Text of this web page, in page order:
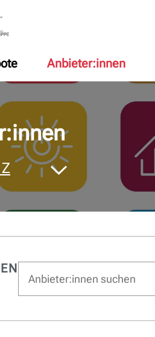
Anbieter:innen